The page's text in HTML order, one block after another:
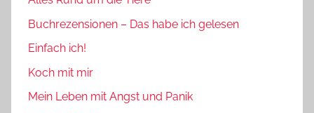
Buchrezensionen – Das habe ich gelesen
Einfach ich!
Koch mit mir
Mein Leben mit Angst und Panik